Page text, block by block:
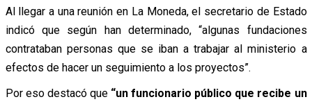
Al llegar a una reunión en La Moneda, el secretario de Estado
indicó que según han determinado, “algunas fundaciones
contrataban personas que se iban a trabajar al ministerio a
efectos de hacer un seguimiento a los proyectos”.
Por eso destacó que “un funcionario público que recibe un